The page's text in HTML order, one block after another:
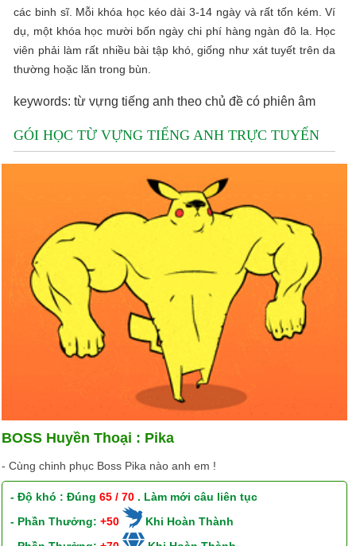
các binh sĩ. Mỗi khóa học kéo dài 3-14 ngày và rất tốn kém. Ví
dụ, một khóa học mười bốn ngày chi phí hàng ngàn đô la. Học
viên phải làm rất nhiều bài tập khó, giống như xát tuyết trên da
thường hoặc lăn trong bùn.
keywords: từ vựng tiếng anh theo chủ đề có phiên âm
GÓI HỌC TỪ VỰNG TIẾNG ANH TRỰC TUYẾN
BOSS Huyền Thoại : Pika
- Cùng chinh phục Boss Pika nào anh em !
- Độ khó : Đúng65 / 70 . Làm mới câu liên tục
- Phần Thưởng:+50
Khi Hoàn Thành